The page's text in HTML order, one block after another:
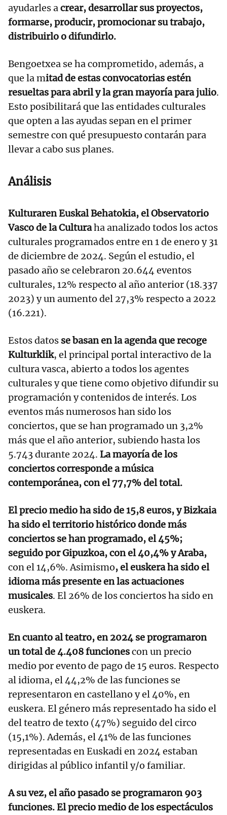
ayudarles acrear, desarrollar sus proyectos,
formarse, producir, promocionar su trabajo,
distribuirlo o difundirlo.
Bengoetxea se ha comprometido, además, a
que la mitad de estas convocatorias estén
resueltas para abril y la gran mayoría para julio.
Esto posibilitará que las entidades culturales
que opten a las ayudas sepan en el primer
semestre con qué presupuesto contarán para
llevar a cabo sus planes.
Análisis
Kulturaren Euskal Behatokia, el Observatorio
Vasco de la Culturaha analizado todos los actos
culturales programados entre en 1 de enero y 31
de diciembre de 2024. Según el estudio, el
pasado año se celebraron 20.644 eventos
culturales, 12% respecto al año anterior (18.337
2023) y un aumento del 27,3% respecto a 2022
(16.221).
Estos datos se basan en la agenda que recoge
Kulturklik, el principal portal interactivo de la
cultura vasca, abierto a todos los agentes
culturales y que tiene como objetivo difundir su
programación y contenidos de interés. Los
eventos más numerosos han sido los
conciertos, que se han programado un 3,2%
más que el año anterior, subiendo hasta los
5.743 durante 2024. La mayoría de los
conciertos corresponde a música
contemporánea, con el 77,7% del total.
El precio medio ha sido de 15,8 euros, y Bizkaia
ha sido el territorio histórico donde más
conciertos se han programado, el 45%;
seguido por Gipuzkoa, con el 40,4% y Araba,
con el 14,6%. Asimismo, el euskera ha sido el
idioma más presente en las actuaciones
musicales. El 26% de los conciertos ha sido en
euskera.
En cuanto al teatro, en 2024 se programaron
un total de 4.408 funcionescon un precio
medio por evento de pago de 15 euros. Respecto
al idioma, el 44,2% de las funciones se
representaron en castellano y el 40%, en
euskera. El género más representado ha sido el
del teatro de texto (47%) seguido del circo
(15,1%). Además, el 41% de las funciones
representadas en Euskadi en 2024 estaban
dirigidas al público infantil y/o familiar.
A su vez, el año pasado se programaron 903
funciones. El precio medio de los espectáculos